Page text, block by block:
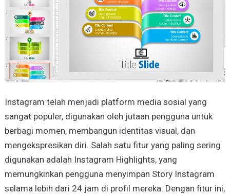
Instagram telah menjadi platform media sosial yang
sangat populer, digunakan oleh jutaan pengguna untuk
berbagi momen, membangun identitas visual, dan
mengekspresikan diri. Salah satu fitur yang paling sering
digunakan adalah Instagram Highlights, yang
memungkinkan pengguna menyimpan Story Instagram
selama lebih dari 24 jam di profil mereka. Dengan fitur ini,